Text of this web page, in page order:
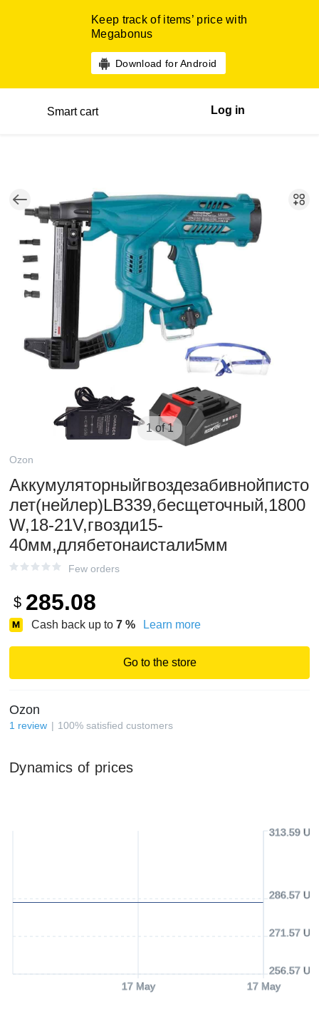
Keep track of items’ price with
Megabonus
Download for Android
Smart cart Log in
1 of 1
Ozon
Аккумуляторныйгвоздезабивнойписто
лет(нейлер)LB339,бесщеточный,1800
W,18-21V,гвозди15-
40мм,длябетонаистали5мм
Few orders
$ 285.08
Cash back up to 7 % Learn more
Go to the store
Ozon
1 review 100% satisfied customers
Dynamics of prices
17 May 17 May
256.57
271.57
286.57
313.59